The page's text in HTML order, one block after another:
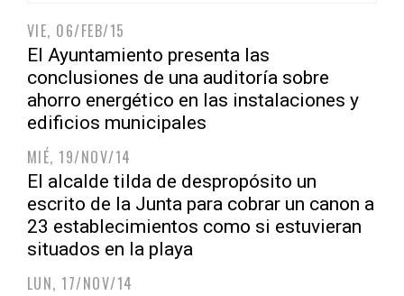
VIE, 06/FEB/15
El Ayuntamiento presenta las
conclusiones de una auditoría sobre
ahorro energético en las instalaciones y
edificios municipales
MIÉ, 19/NOV/14
El alcalde tilda de despropósito un
escrito de la Junta para cobrar un canon a
23 establecimientos como si estuvieran
situados en la playa
LUN, 17/NOV/14